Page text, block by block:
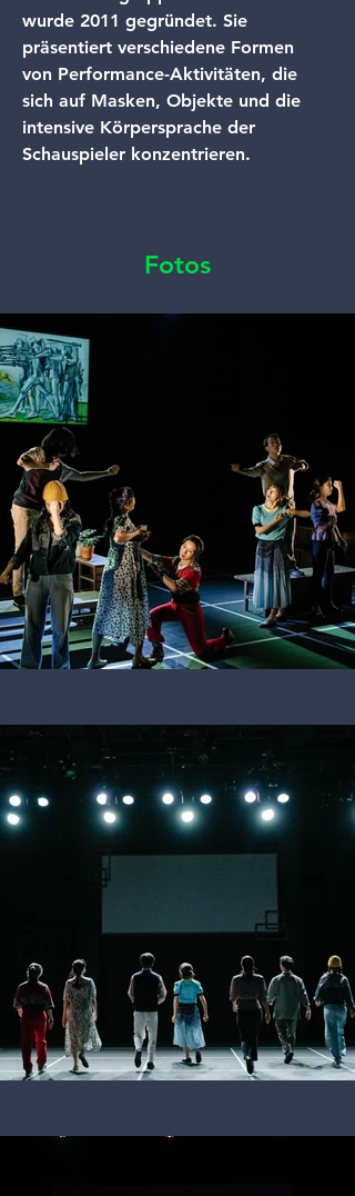
wurde 2011 gegründet. Sie
präsentiert verschiedene Formen
von Performance-Aktivitäten, die
sich auf Masken, Objekte und die
intensive Körpersprache der
Schauspieler konzentrieren.
Fotos